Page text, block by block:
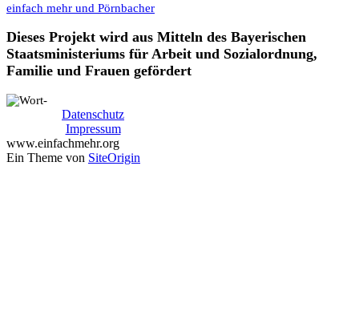
einfach mehr und Pörnbacher
Dieses Projekt wird aus Mitteln des Bayerischen
Staatsministeriums für Arbeit und Sozialordnung,
Familie und Frauen gefördert
Datenschutz
Impressum
www.einfachmehr.org
Ein Theme von SiteOrigin